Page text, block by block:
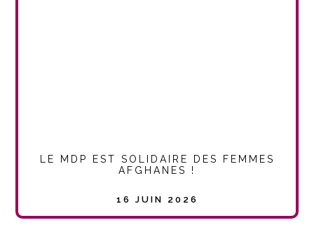
LE MDP EST SOLIDAIRE DES FEMMES
AFGHANES !
16 JUIN 2026